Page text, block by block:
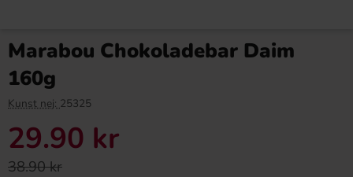
Marabou Chokoladebar Daim
160g
Kunst nej: 25325
29.90 kr
38.90 kr